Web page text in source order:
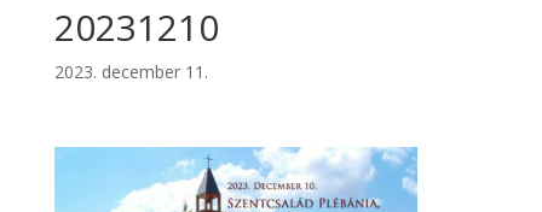
20231210
2023. december 11.